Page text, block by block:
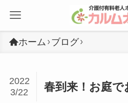
ホーム ブログ
春到来！お庭で
2022
3/22